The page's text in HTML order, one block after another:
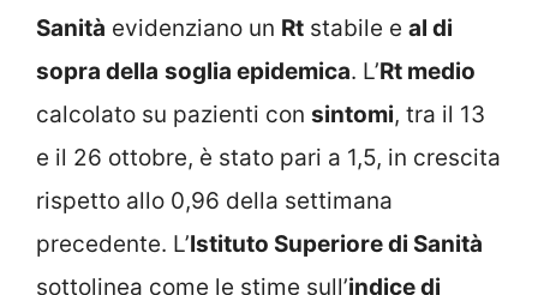
Sanità evidenziano un Rt stabile e al di
sopra della soglia epidemica. L’Rt medio
calcolato su pazienti con sintomi, tra il 13
e il 26 ottobre, è stato pari a 1,5, in crescita
rispetto allo 0,96 della settimana
precedente. L’Istituto Superiore di Sanità
sottolinea come le stime sull’indice di